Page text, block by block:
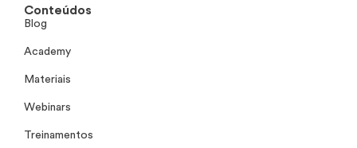
Conteúdos
Blog
Academy
Materiais
Webinars
Treinamentos